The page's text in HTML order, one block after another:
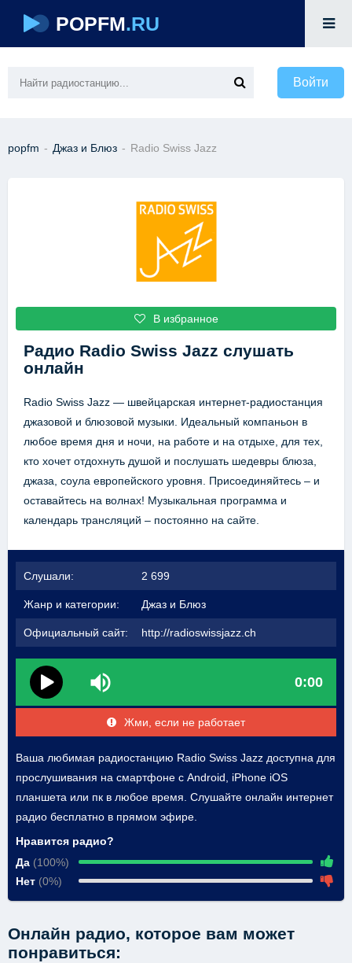
POPFM.RU
Войти
popfm - Джаз и Блюз - Radio Swiss Jazz
В избранное
Радио Radio Swiss Jazz слушать
онлайн
Radio Swiss Jazz — швейцарская интернет-радиостанция
джазовой и блюзовой музыки. Идеальный компаньон в
любое время дня и ночи, на работе и на отдыхе, для тех,
кто хочет отдохнуть душой и послушать шедевры блюза,
джаза, соула европейского уровня. Присоединяйтесь – и
оставайтесь на волнах! Музыкальная программа и
календарь трансляций – постоянно на сайте.
Слушали: 2 699
Жанр и категории: Джаз и Блюз
Официальный сайт: http://radioswissjazz.ch
0:00
Жми, если не работает
Ваша любимая радиостанцию Radio Swiss Jazz доступна для
прослушивания на смартфоне с Android, iPhone iOS
планшета или пк в любое время. Слушайте онлайн интернет
радио бесплатно в прямом эфире.
Нравится радио?
Да (100%)
Нет (0%)
Онлайн радио, которое вам может
понравиться: